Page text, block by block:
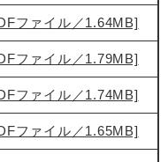
ファイル／1.64MB]
ファイル／1.79MB]
ファイル／1.74MB]
ファイル／1.65MB]